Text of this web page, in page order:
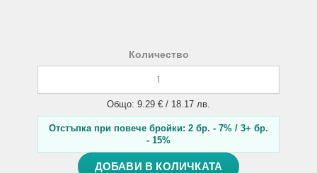
Количество
Общо: 9.29 € / 18.17 лв.
Отстъпка при повече бройки: 2 бр. - 7% / 3+ бр.
- 15%
ДОБАВИ В КОЛИЧКАТА